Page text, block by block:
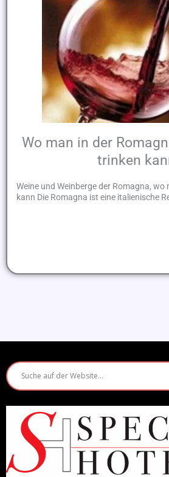
Wo man in der
trinken
Weine und Weinberge der Romagna, wo
kann Die Romagna ist eine italienische